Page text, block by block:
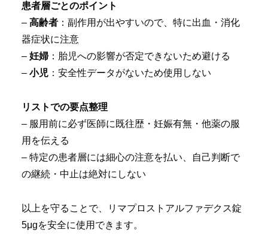
患者層ごとのポイント
– 高齢者 ：副作用が出やすいので、特に出血・消化
器症状に注意
– 妊婦 ：胎児への影響が否定できないため避ける
– 小児 ：安全性データがないため使用しない
リストでの要点整理
– 服用前に必ず医師に既往歴・妊娠有無・他薬の服
用を伝える
– 特定の患者層には細心の注意を払い、自己判断で
の継続・中止は絶対にしない
以上を守ることで、リマプロストアルファデクス錠
5μgを安全に使用できます。